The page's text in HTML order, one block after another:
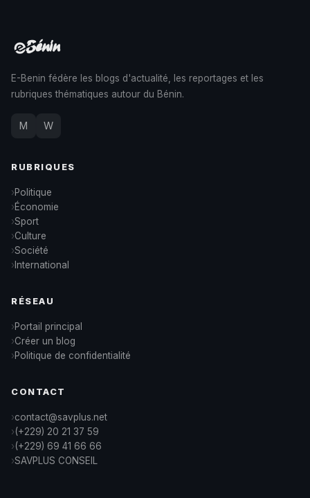
E-Benin fédère les blogs d'actualité, les reportages et les
rubriques thématiques autour du Bénin.
M W
RUBRIQUES
Politique
Économie
Sport
Culture
Société
International
RÉSEAU
Portail principal
Créer un blog
Politique de confidentialité
CONTACT
contact@savplus.net
(+229) 20 21 37 59
(+229) 69 41 66 66
SAVPLUS CONSEIL